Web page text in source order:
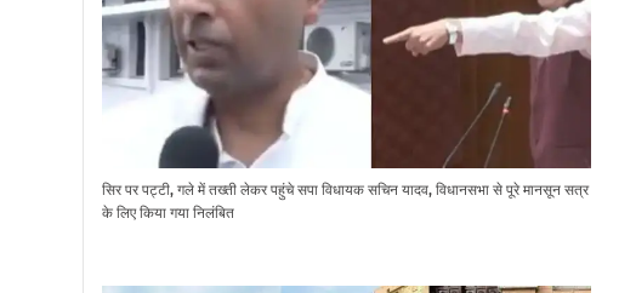
सिर पर पट्टी, गले में तख्ती लेकर पहुंचे सपा विधायक सचिन यादव, विधानसभा से पूरे मानसून सत्र
के लिए किया गया निलंबित